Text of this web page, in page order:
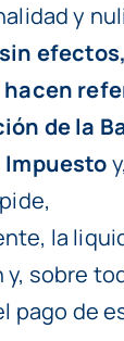
y
de la
Impuesto
la
sobre
pago de